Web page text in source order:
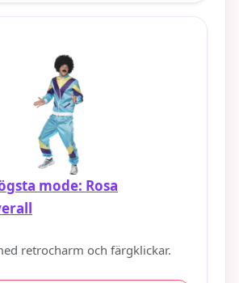
mode: Rosa
retrocharm och färgklickar.